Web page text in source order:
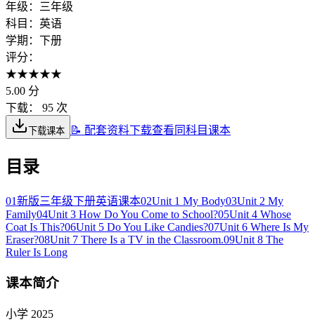
年级：
三年级
科目： 英语
学期： 下册
评分：
★★★★★
5.00 分
下载：
95 次
下载课本 📝 配套资料下载查看同科目课本
目录
01新版三年级下册英语课本02Unit 1 My Body03Unit 2 My
Family04Unit 3 How Do You Come to School?05Unit 4 Whose
Coat Is This?06Unit 5 Do You Like Candies?07Unit 6 Where Is My
Eraser?08Unit 7 There Is a TV in the Classroom.09Unit 8 The
Ruler Is Long
课本简介
小学 2025